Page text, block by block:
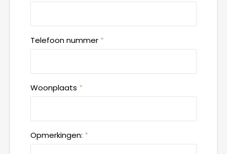
Telefoon nummer *
Woonplaats *
Opmerkingen: *